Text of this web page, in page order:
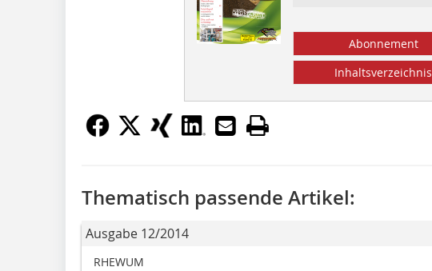
Abonnement
Inhaltsverzeichnis
Thematisch passende Artikel:
Ausgabe 12/2014
RHEWUM